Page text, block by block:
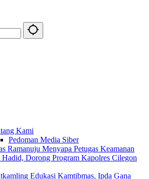
Kami
Pedoman Media Siber
Ramanuju Menyapa Petugas Keamanan
Dorong Program Kapolres Cilegon
Edukasi Kamtibmas, Ipda Gana